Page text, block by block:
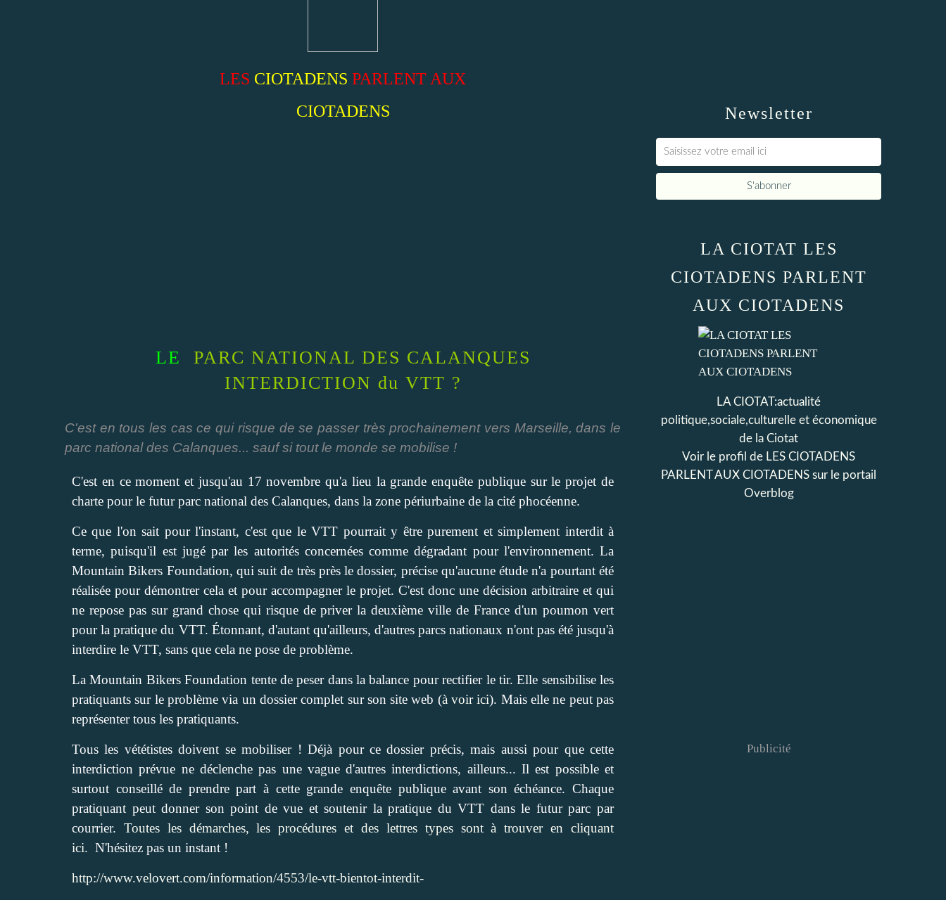
LES CIOTADENS PARLENT AUX
CIOTADENS
LE
PARC NATIONAL DES CALANQUES
INTERDICTION du VTT ?
C'est en tous les cas ce qui risque de se passer très prochainement vers Marseille, dans le
parc national des Calanques... sauf si tout le monde se mobilise !
C'est en ce moment et jusqu'au 17 novembre qu'a lieu la grande enquête publique sur le projet de
charte pour le futur parc national des Calanques, dans la zone périurbaine de la cité phocéenne.
Ce que l'on sait pour l'instant, c'est que le VTT pourrait y être purement et simplement interdit à
terme, puisqu'il est jugé par les autorités concernées comme dégradant pour l'environnement. La
Mountain Bikers Foundation, qui suit de très près le dossier, précise qu'aucune étude n'a pourtant été
réalisée pour démontrer cela et pour accompagner le projet. C'est donc une décision arbitraire et qui
ne repose pas sur grand chose qui risque de priver la deuxième ville de France d'un poumon vert
pour la pratique du VTT. Étonnant, d'autant qu'ailleurs, d'autres parcs nationaux n'ont pas été jusqu'à
interdire le VTT, sans que cela ne pose de problème.
La Mountain Bikers Foundation tente de peser dans la balance pour rectifier le tir. Elle sensibilise les
pratiquants sur le problème via un dossier complet sur son site web (à voir ici). Mais elle ne peut pas
représenter tous les pratiquants.
Tous les vététistes doivent se mobiliser ! Déjà pour ce dossier précis, mais aussi pour que cette
interdiction prévue ne déclenche pas une vague d'autres interdictions, ailleurs... Il est possible et
surtout conseillé de prendre part à cette grande enquête publique avant son échéance. Chaque
pratiquant peut donner son point de vue et soutenir la pratique du VTT dans le futur parc par
courrier. Toutes les démarches, les procédures et des lettres types sont à trouver en cliquant
ici. N'hésitez pas un instant !
http://www.velovert.com/information/4553/le-vtt-bientot-interdit-
Newsletter
LA CIOTAT LES
CIOTADENS PARLENT
AUX CIOTADENS
LA CIOTAT:actualité
politique,sociale,culturelle et économique
de la Ciotat
Voir le profil de LES CIOTADENS
PARLENT AUX CIOTADENS sur le portail
Overblog
Publicité